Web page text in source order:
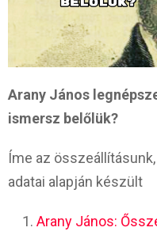
Arany János
ismersz belőlük?
Íme az
adatai alapján készült
Arany János: